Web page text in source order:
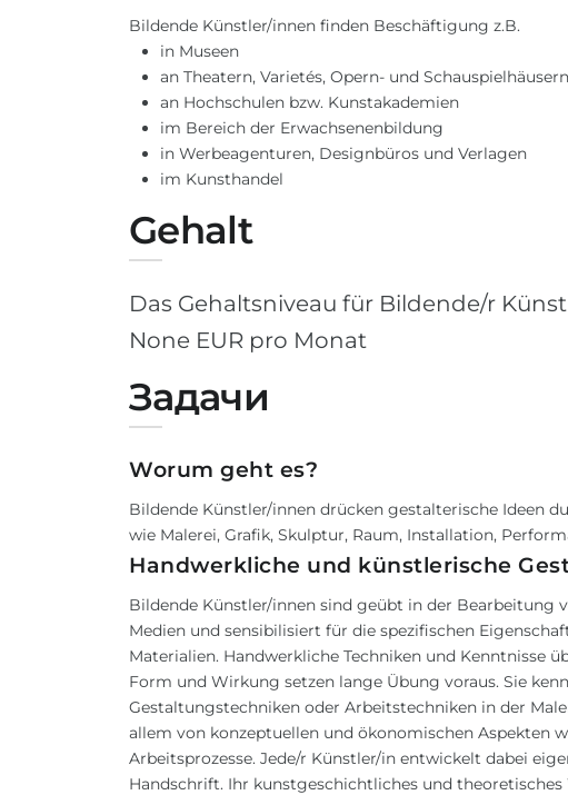
Bildende Künstler/innen finden Beschäftigung z.B.
in Museen
an Theatern, Varietés, Opern- und
an Hochschulen bzw. Kunstakademien
im Bereich der Erwachsenenbildung
in Werbeagenturen, Designbüros und Verlagen
im Kunsthandel
Gehalt
Das Gehaltsniveau für Bildende/r
None EUR pro Monat
Задачи
Worum geht es?
Bildende Künstler/innen drücken gestalterische Ideen
wie Malerei, Grafik, Skulptur, Raum, Installation,
Handwerkliche und künstlerische
Bildende Künstler/innen sind geübt in der Bearbeitung
Medien und sensibilisiert für die spezifischen
Materialien. Handwerkliche Techniken und Kenntnisse
Form und Wirkung setzen lange Übung voraus. Sie
Gestaltungstechniken oder Arbeitstechniken in der
allem von konzeptuellen und ökonomischen Aspekten
Arbeitsprozesse. Jede/r Künstler/in entwickelt dabei
Handschrift. Ihr kunstgeschichtliches und